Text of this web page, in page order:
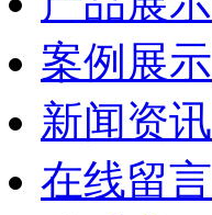
案例展示
新闻资讯
在线留言